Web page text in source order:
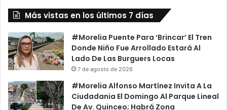
TrumpMás vistas en los últimos 7 días
#Morelia Puente Para ‘Brincar’ El Tren
Donde Niño Fue Arrollado Estará Al
Lado De Las Burguers Locas
7 de agosto de 2026
#Morelia Alfonso Martínez Invita A La
Ciudadania El Domingo Al Parque Lineal
De Av. Quinceo; Habrá Zona